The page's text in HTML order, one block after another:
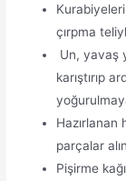
çırpma
Un, yavaş
karıştırıp
Hazırlanan
parçalar
Pişirme